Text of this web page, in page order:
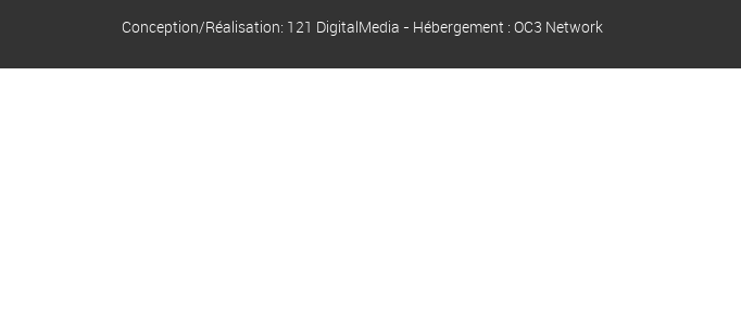
Conception/Réalisation: 121 DigitalMedia - Hébergement : OC3 Network